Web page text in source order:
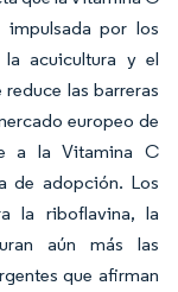
por los
acuicultura y el
las barreras
europeo de
a la Vitamina C
de adopción. Los
la riboflavina, la
aún más las
que afirman